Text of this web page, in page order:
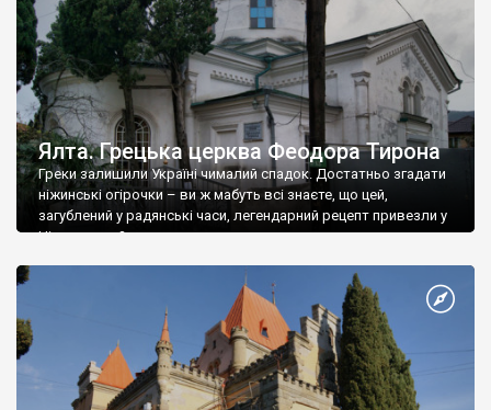
Ялта. Грецька церква Феодора Тирона
Греки залишили Україні чималий спадок. Достатньо згадати
ніжинські огірочки – ви ж мабуть всі знаєте, що цей,
загублений у радянські часи, легендарний рецепт привезли у
Ніжин греки?